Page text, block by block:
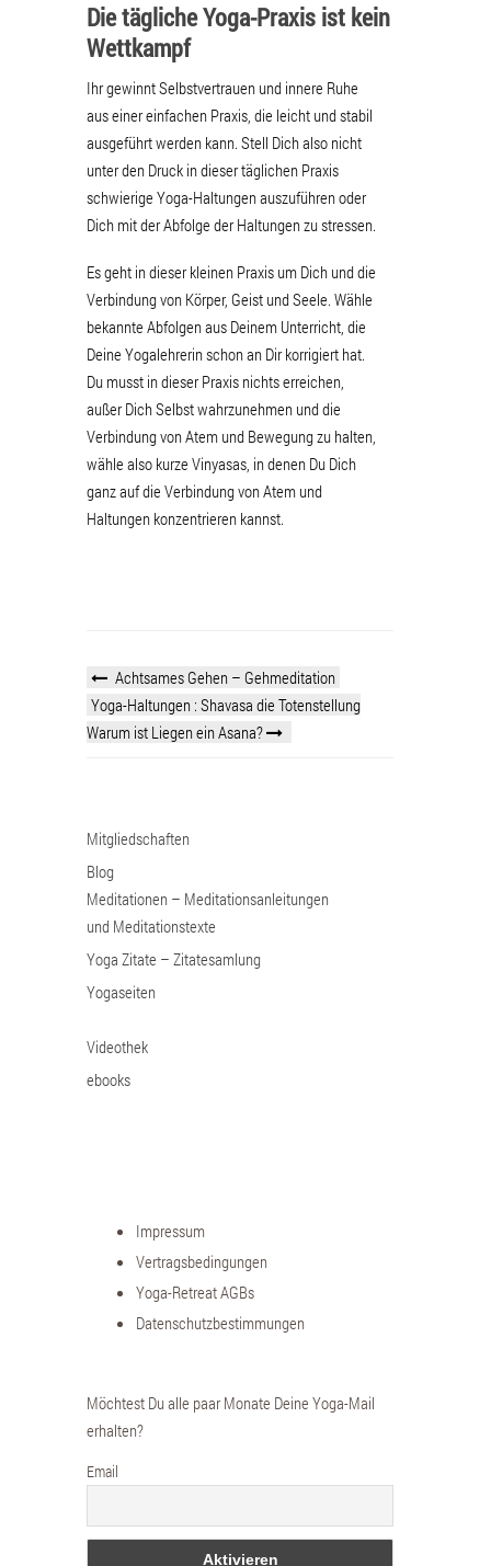
Die tägliche Yoga-Praxis ist kein
Wettkampf
Ihr gewinnt Selbstvertrauen und innere Ruhe
aus einer einfachen Praxis, die leicht und stabil
ausgeführt werden kann. Stell Dich also nicht
unter den Druck in dieser täglichen Praxis
schwierige Yoga-Haltungen auszuführen oder
Dich mit der Abfolge der Haltungen zu stressen.
Es geht in dieser kleinen Praxis um Dich und die
Verbindung von Körper, Geist und Seele. Wähle
bekannte Abfolgen aus Deinem Unterricht, die
Deine Yogalehrerin schon an Dir korrigiert hat.
Du musst in dieser Praxis nichts erreichen,
außer Dich Selbst wahrzunehmen und die
Verbindung von Atem und Bewegung zu halten,
wähle also kurze Vinyasas, in denen Du Dich
ganz auf die Verbindung von Atem und
Haltungen konzentrieren kannst.
Achtsames Gehen – Gehmeditation
Yoga-Haltungen : Shavasa die Totenstellung
Warum ist Liegen ein Asana?
Mitgliedschaften
Blog
Meditationen – Meditationsanleitungen
und Meditationstexte
Yoga Zitate – Zitatesamlung
Yogaseiten
Videothek
ebooks
Impressum
Vertragsbedingungen
Yoga-Retreat AGBs
Datenschutzbestimmungen
Möchtest Du alle paar Monate Deine Yoga-Mail
erhalten?
Email